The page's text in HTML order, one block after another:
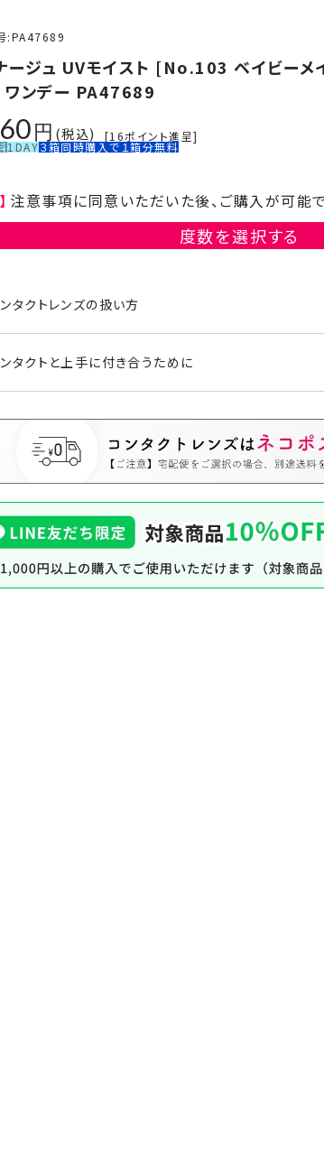
PA47689
ージュ UVモイスト [No.103 ベイビー
ンデー PA47689
税込 [16ポイント進呈]
1DAY３箱同時購入で１箱分無料
注意事項に同意いただいた後、ご購入が可能で
度数を選択する
タクトレンズの扱い方
タクトと上手に付き合うために